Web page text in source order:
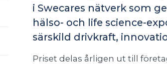
i Swecares nätverk som
hälso- och life science-
särskild drivkraft,
Priset delas årligen ut till